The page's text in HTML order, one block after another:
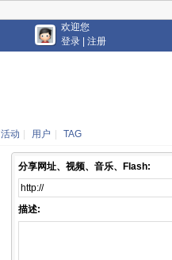
欢迎您
登录
注册
活动 用户 TAG
分享网址、视频、音乐、Flash:
描述: